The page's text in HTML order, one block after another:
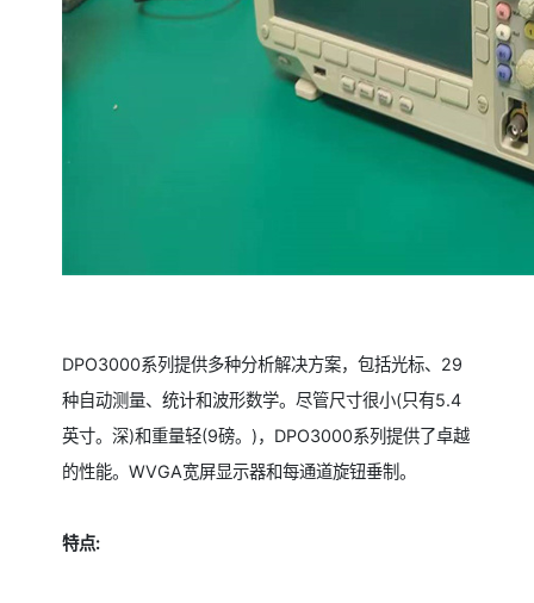
DPO3000系列提供多种分析解决方案，包括光标、29
种自动测量、统计和波形数学。尽管尺寸很小(只有5.4
英寸。深)和重量轻(9磅。)，DPO3000系列提供了卓越
的性能。WVGA宽屏显示器和每通道旋钮垂制。
特点: